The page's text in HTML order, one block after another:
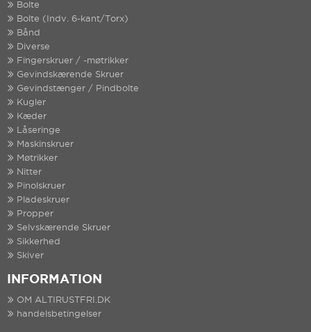
Bolte
Bolte (Indv. 6-kant/Torx)
Bånd
Diverse
Fingerskruer / -møtrikker
Gevindskærende Skruer
Gevindstænger / Pindbolte
Kugler
Kæder
Låseringe
Maskinskruer
Møtrikker
Nitter
Pinolskruer
Pladeskruer
Propper
Selvskærende Skruer
Sikkerhed
Skiver
INFORMATION
OM ALTIRUSTFRI.DK
handelsbetingelser